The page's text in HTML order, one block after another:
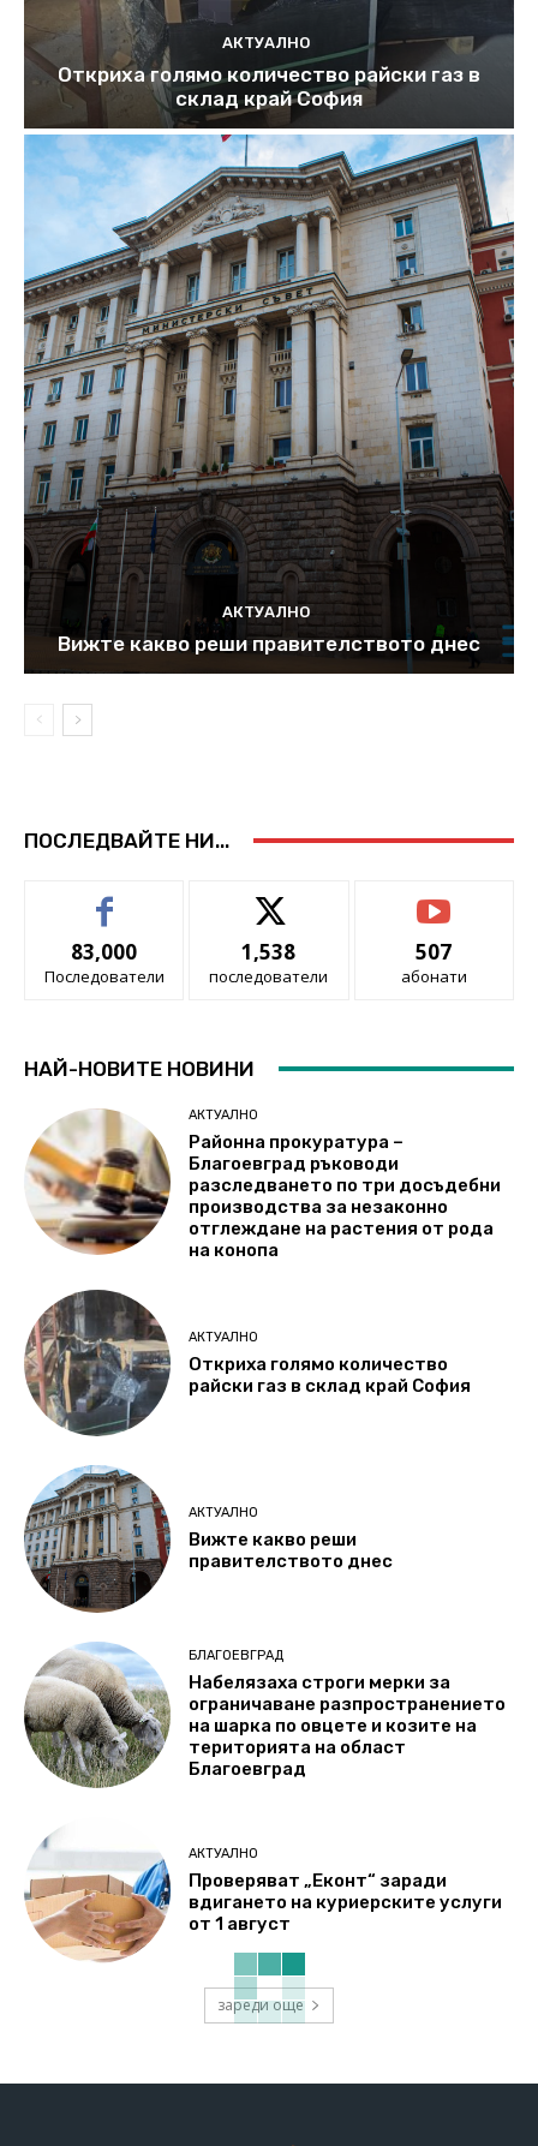
АКТУАЛНО
Откриха голямо количество райски газ в
склад край София
АКТУАЛНО
Вижте какво реши правителството днес
ПОСЛЕДВАЙТЕ НИ...
83,000
Последователи
1,538
последователи
507
абонати
НАЙ-НОВИТЕ НОВИНИ
АКТУАЛНО
Районна прокуратура –
Благоевград ръководи
разследването по три досъдебни
производства за незаконно
отглеждане на растения от рода
на конопа
АКТУАЛНО
Откриха голямо количество
райски газ в склад край София
АКТУАЛНО
Вижте какво реши
правителството днес
БЛАГОЕВГРАД
Набелязаха строги мерки за
ограничаване разпространението
на шарка по овцете и козите на
територията на област
Благоевград
АКТУАЛНО
Проверяват „Еконт“ заради
вдигането на куриерските услуги
от 1 август
зареди още